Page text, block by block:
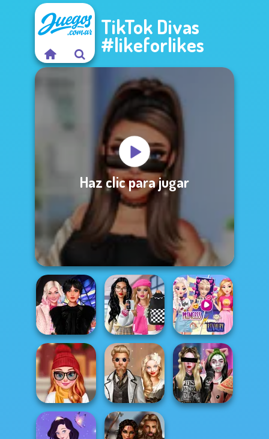
TikTok Divas
#likeforlikes
Haz clic para jugar
Wednesday
Besties Fun Day
Bab's Back to
School Style
Cha...
Elsa And
Rapunzel
Princess Riv...